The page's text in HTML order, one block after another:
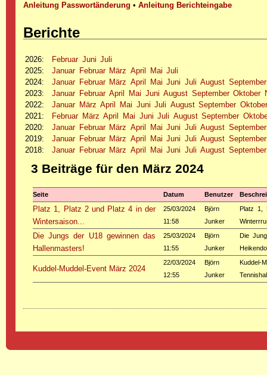
Anleitung Passwortänderung •Anleitung Berichteingabe
Berichte
2026: Februar Juni Juli
2025: Januar Februar März April Mai Juli
2024: Januar Februar März April Mai Juni Juli August September
2023: Januar Februar April Mai Juni August September Oktober
2022: Januar März April Mai Juni Juli August September
2021: Februar März April Mai Juni Juli August September
2020: Januar Februar März April Mai Juni Juli August September
2019: Januar Februar März April Mai Juni Juli August September
2018: Januar Februar März April Mai Juni Juli August September
3 Beiträge für den März 2024
Seite Datum Benutzer
Platz 1, Platz 2 und Platz 4 in der
Wintersaison...
25/03/2024
11:58
Björn
Junker
Platz 1,
Die Jungs der U18 gewinnen das
Hallenmasters!
25/03/2024
11:55
Björn
Junker
Die
Kuddel-Muddel-Event März 2024
22/03/2024
12:55
Björn
Junker
Kuddel-